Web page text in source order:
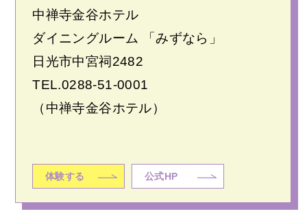
中禅寺金谷ホテル
ダイニングルーム 「みずなら」
日光市中宮祠2482
TEL.0288-51-0001
（中禅寺金谷ホテル）
体験する 公式HP